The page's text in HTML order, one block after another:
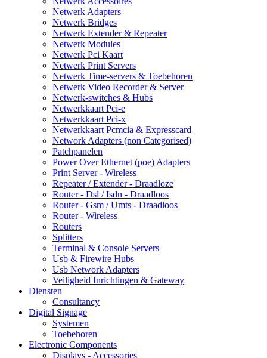
Netwerk Adapters
Netwerk Bridges
Netwerk Extender & Repeater
Netwerk Modules
Netwerk Pci Kaart
Netwerk Print Servers
Netwerk Time-servers & Toebehoren
Netwerk Video Recorder & Server
Netwerk-switches & Hubs
Netwerkkaart Pci-e
Netwerkkaart Pci-x
Netwerkkaart Pcmcia & Expresscard
Network Adapters (non Categorised)
Patchpanelen
Power Over Ethernet (poe) Adapters
Print Server - Wireless
Repeater / Extender - Draadloze
Router - Dsl / Isdn - Draadloos
Router - Gsm / Umts - Draadloos
Router - Wireless
Routers
Splitters
Terminal & Console Servers
Usb & Firewire Hubs
Usb Network Adapters
Veiligheid Inrichtingen & Gateway
Diensten
Consultancy
Digital Signage
Systemen
Toebehoren
Electronic Components
Displays - Accessories